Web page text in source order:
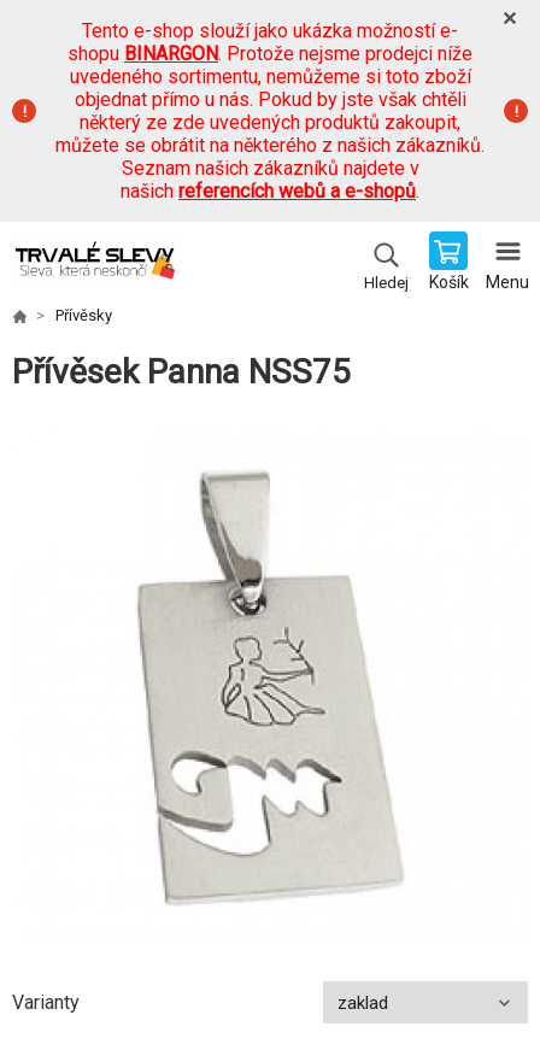
Tento e-shop slouží jako ukázka možností e-
shopu BINARGON. Protože nejsme prodejci níže
uvedeného sortimentu, nemůžeme si toto zboží
objednat přímo u nás. Pokud by jste však chtěli
některý ze zde uvedených produktů zakoupit,
můžete se obrátit na některého z našich zákazníků.
Seznam našich zákazníků najdete v
našich referencích webů a e-shopů.
Hledej Košík Menu
Přívěsky
Přívěsek Panna NSS75
Varianty